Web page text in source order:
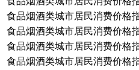
食品烟酒类城市居民消费价格
食品烟酒类城市居民消费价格
食品烟酒类城市居民消费价格
食品烟酒类城市居民消费价格